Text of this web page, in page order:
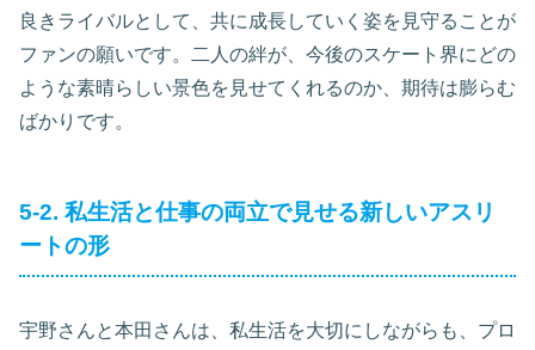
良きライバルとして、共に成長していく姿を見守ることが
ファンの願いです。二人の絆が、今後のスケート界にどの
ような素晴らしい景色を見せてくれるのか、期待は膨らむ
ばかりです。
5-2. 私生活と仕事の両立で見せる新しいアスリ
ートの形
宇野さんと本田さんは、私生活を大切にしながらも、プロ